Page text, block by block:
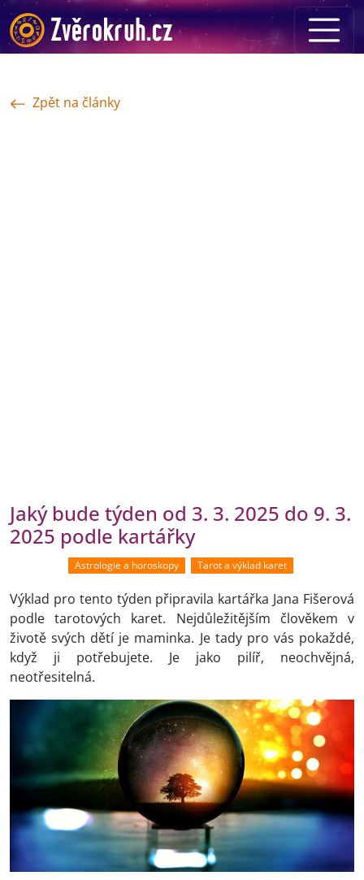
Zpět na články
Jaký bude týden od 3. 3. 2025 do 9. 3.
2025 podle kartářky
Astrologie a horoskopy Tarot a výklad karet
Výklad pro tento týden připravila kartářka Jana Fišerová
podle tarotových karet. Nejdůležitějším člověkem v
životě svých dětí je maminka. Je tady pro vás pokaždé,
když ji potřebujete. Je jako pilíř, neochvějná,
neotřesitelná.